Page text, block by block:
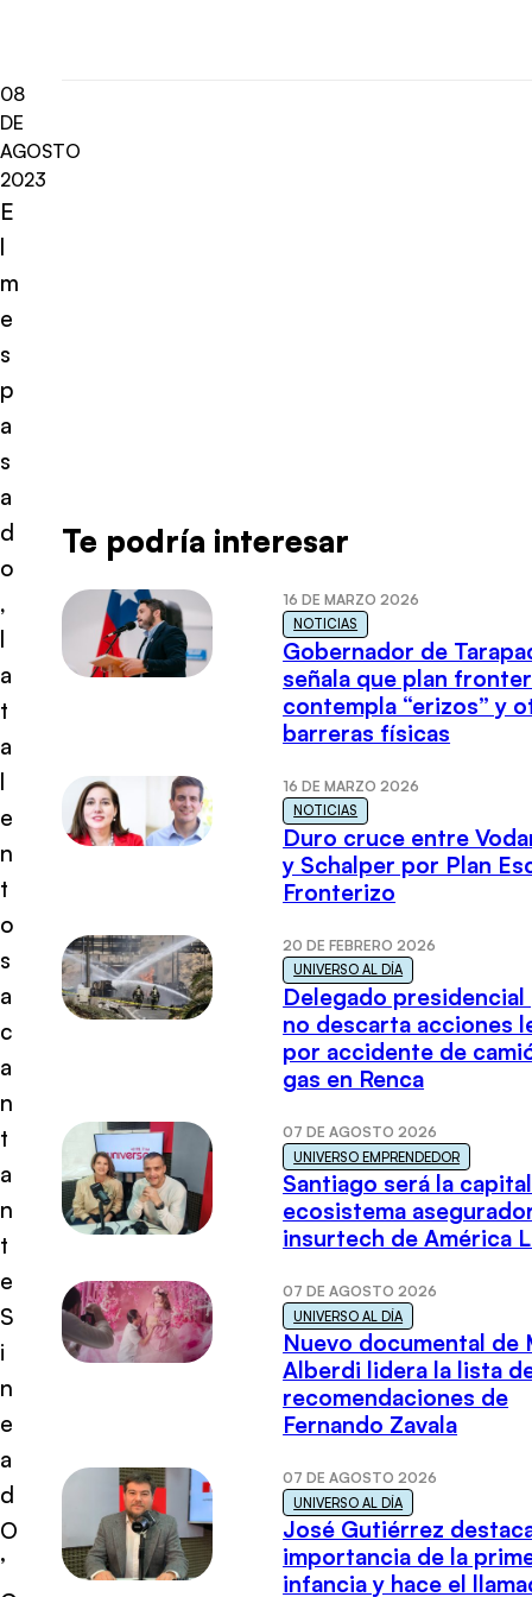
08
DE
AGOSTO
2023
E
l
m
e
s
p
a
s
a
d
o
,
l
a
t
a
l
e
n
t
o
s
a
c
a
n
t
a
n
t
e
S
i
n
e
a
d
O
’
Te podría interesar
16 DE MARZO 2026
NOTICIAS
Gobernador de
señala que plan
contempla “erizos” y
barreras físicas
16 DE MARZO 2026
NOTICIAS
Duro cruce entre
y Schalper por Plan
Fronterizo
20 DE FEBRERO 2026
UNIVERSO AL DÍA
Delegado presidencial
no descarta acciones
por accidente de
gas en Renca
07 DE AGOSTO 2026
UNIVERSO EMPRENDEDOR
Santiago será la
ecosistema
insurtech de América
07 DE AGOSTO 2026
UNIVERSO AL DÍA
Nuevo documental de
Alberdi lidera la lista
recomendaciones de
Fernando Zavala
07 DE AGOSTO 2026
UNIVERSO AL DÍA
José Gutiérrez
importancia de la
infancia y hace el